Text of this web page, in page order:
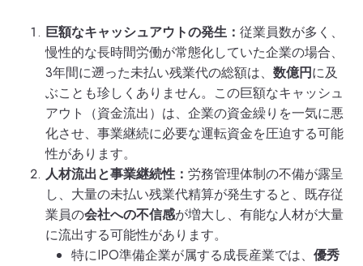
巨額なキャッシュアウトの発生： 従業員数が多く、
慢性的な長時間労働が常態化していた企業の場合、
3年間に遡った未払い残業代の総額は、 数億円に及
ぶことも珍しくありません。この巨額なキャッシュ
アウト（資金流出）は、企業の資金繰りを一気に悪
化させ、事業継続に必要な運転資金を圧迫する可能
性があります。
人材流出と事業継続性： 労務管理体制の不備が露呈
し、大量の未払い残業代精算が発生すると、既存従
業員の会社への不信感が増大し、有能な人材が大量
に流出する可能性があります。
特にIPO準備企業が属する成長産業では、 優秀